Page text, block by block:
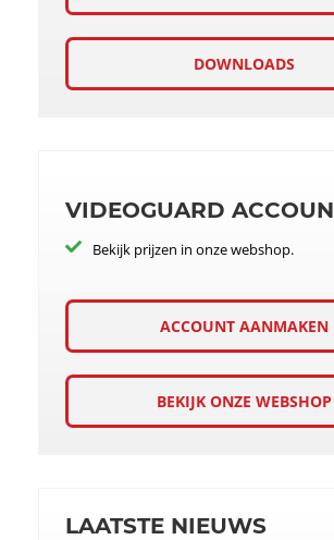
DOWNLOADS
VIDEOGUARD
Bekijk prijzen in onze webshop.
ACCOUNT AANMAKEN
BEKIJK ONZE WEBSHOP
LAATSTE NIEUWS